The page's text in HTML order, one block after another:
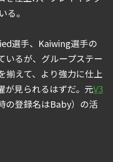
る。
選手、Kaiwing選手の
いるが、グループステー
揃えて、より強力に仕上
が見られるはずだ。元V3
の登録名はBaby）の活